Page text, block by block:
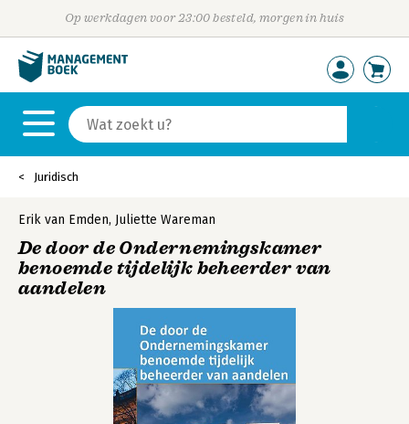
Op werkdagen voor 23:00 besteld, morgen in huis
Juridisch
Erik van Emden, Juliette Wareman
De door de Ondernemingskamer
benoemde tijdelijk beheerder van
aandelen